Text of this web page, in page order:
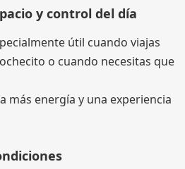
y control del día
útil cuando viajas
o cuando necesitas que
más energía y una experiencia